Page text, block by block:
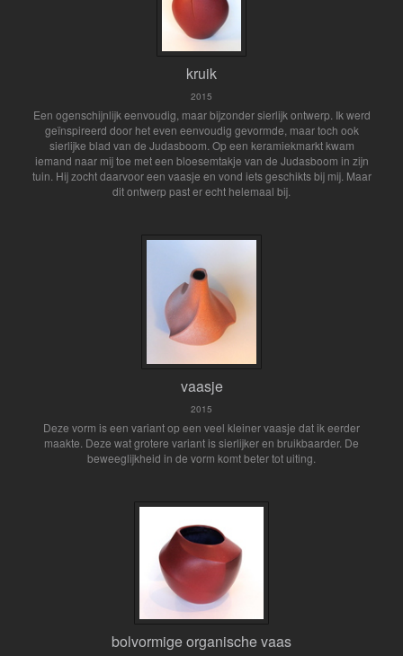
kruik
2015
Een ogenschijnlijk eenvoudig, maar bijzonder sierlijk ontwerp. Ik werd
geïnspireerd door het even eenvoudig gevormde, maar toch ook
sierlijke blad van de Judasboom. Op een keramiekmarkt kwam
iemand naar mij toe met een bloesemtakje van de Judasboom in zijn
tuin. Hij zocht daarvoor een vaasje en vond iets geschikts bij mij. Maar
dit ontwerp past er echt helemaal bij.
vaasje
2015
Deze vorm is een variant op een veel kleiner vaasje dat ik eerder
maakte. Deze wat grotere variant is sierlijker en bruikbaarder. De
beweeglijkheid in de vorm komt beter tot uiting.
bolvormige organische vaas